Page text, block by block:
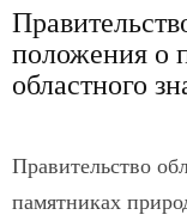
положения о
областного
Правительство
памятниках